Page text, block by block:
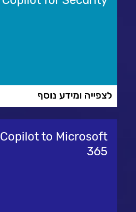
לצפייה ומידע נוסף
Copilot to Microsoft
365